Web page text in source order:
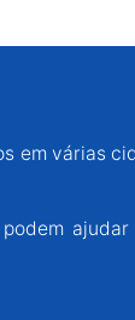
em várias